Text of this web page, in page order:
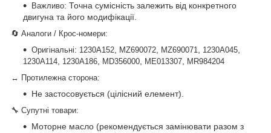
Важливо: Точна сумісність залежить від конкретного
двигуна та його модифікації.
🔄 Аналоги / Крос-номери:
Оригінальні: 1230A152 MZ690072 MZ690071 1230A045
1230A114 1230A186 MD356000 ME013307
MR984204
↔ Протилежна сторона:
Не застосовується (цілісний елемент).
🔧 Супутні товари:
Моторне масло (рекомендується замінювати разом з